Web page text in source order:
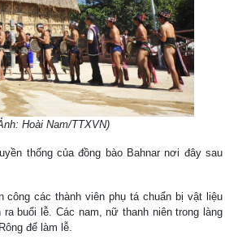
Hoài Nam/TTXVN)
thống của đồng bào Bahnar nơi đây sau
công các thành viên phụ tá chuẩn bị vật liệu
buổi lễ. Các nam, nữ thanh niên trong làng
để làm lễ.